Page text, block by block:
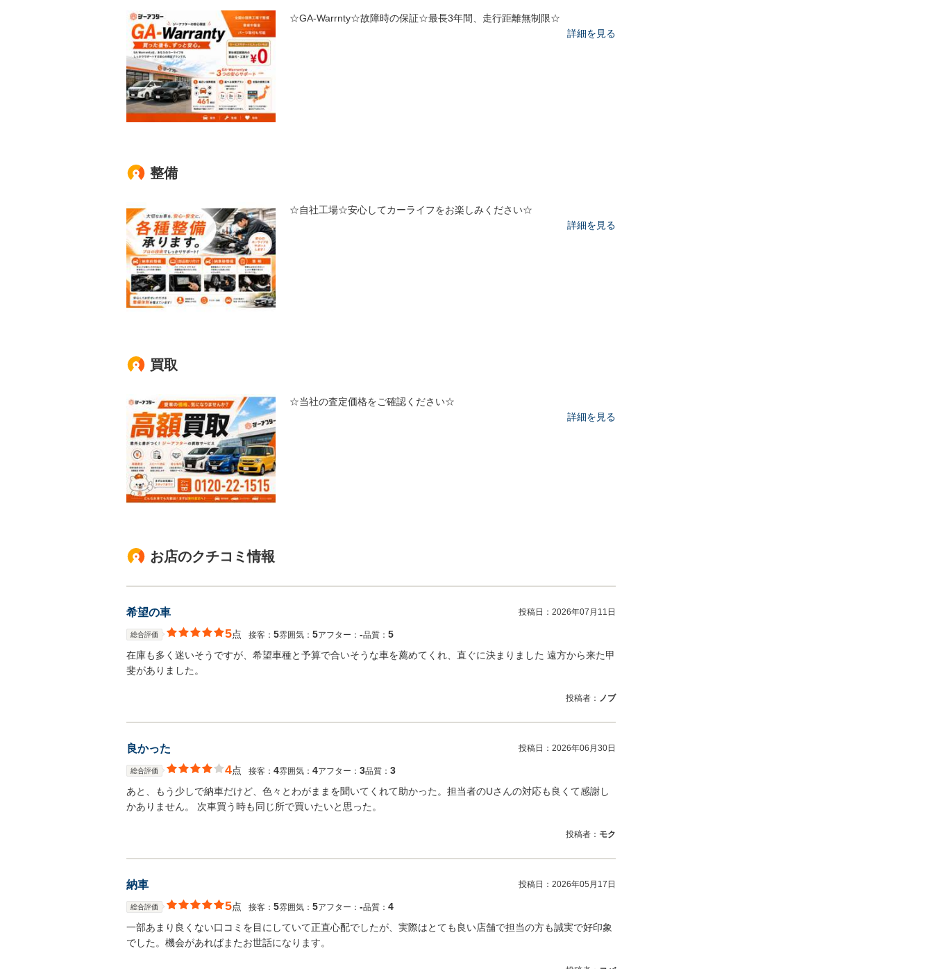
☆GA-Warrnty☆故障時の保証☆最長3年間、走行距離無制限☆
詳細を見る
整備
☆自社工場☆安心してカーライフをお楽しみください☆
詳細を見る
買取
☆当社の査定価格をご確認ください☆
詳細を見る
お店のクチコミ情報
希望の車 投稿日： 2026年07月11日
総合評価 5点 接客： 5雰囲気： 5アフター： ‐品質： 5
在庫も多く迷いそうですが、希望車種と予算で合いそうな車を薦めてくれ、直ぐに決まりました 遠方から来た甲
斐がありました。
投稿者： ノブ
良かった 投稿日： 2026年06月30日
総合評価 4点 接客： 4雰囲気： 4アフター： 3品質： 3
あと、もう少しで納車だけど、色々とわがままを聞いてくれて助かった。担当者のUさんの対応も良くて感謝し
かありません。 次車買う時も同じ所で買いたいと思った。
投稿者： モク
納車 投稿日： 2026年05月17日
総合評価 5点 接客： 5雰囲気： 5アフター： ‐品質： 4
一部あまり良くない口コミを目にしていて正直心配でしたが、実際はとても良い店舗で担当の方も誠実で好印象
でした。機会があればまたお世話になります。